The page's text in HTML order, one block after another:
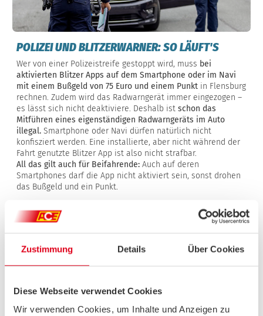
Zustimmung Details Über Cookies
Diese Webseite verwendet Cookies
Wir verwenden Cookies, um Inhalte und Anzeigen zu
POLIZEI UND BLITZERWARNER: SO LÄUFT'S
Wer von einer Polizeistreife gestoppt wird, muss bei
aktivierten Blitzer Apps auf dem Smartphone oder im Navi
mit einem Bußgeld von 75 Euro und einem Punkt in Flensburg
rechnen. Zudem wird das Radwarngerät immer eingezogen –
es lässt sich nicht deaktiviere. Deshalb ist schon das
Mitführen eines eigenständigen Radwarngeräts im Auto
illegal. Smartphone oder Navi dürfen natürlich nicht
konfisziert werden. Eine installierte, aber nicht während der
Fahrt genutzte Blitzer App ist also nicht strafbar.
All das gilt auch für Beifahrende: Auch auf deren
Smartphones darf die App nicht aktiviert sein, sonst drohen
das Bußgeld und ein Punkt.
RADARWARNER UND BLITZER
APPS: DAS SIND DIE
UNTERSCHIEDE
Smartphone im Auto mitnehmen. Alternativ dazu gibt es